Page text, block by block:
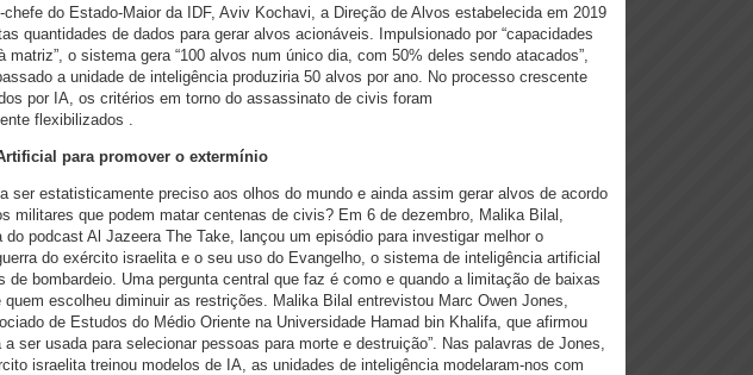
chefe do Estado-Maior da IDF, Aviv Kochavi, a Direção de Alvos estabelecida em 2019
quantidades de dados para gerar alvos acionáveis. Impulsionado por “capacidades
matriz”, o sistema gera “100 alvos num único dia, com 50% deles sendo atacados”,
a unidade de inteligência produziria 50 alvos por ano. No processo crescente
por IA, os critérios em torno do assassinato de civis foram
flexibilizados .
para promover o extermínio
ser estatisticamente preciso aos olhos do mundo e ainda assim gerar alvos de acordo
militares que podem matar centenas de civis? Em 6 de dezembro, Malika Bilal,
do podcast Al Jazeera The Take, lançou um episódio para investigar melhor o
do exército israelita e o seu uso do Evangelho, o sistema de inteligência artificial
de bombardeio. Uma pergunta central que faz é como e quando a limitação de baixas
escolheu diminuir as restrições. Malika Bilal entrevistou Marc Owen Jones,
de Estudos do Médio Oriente na Universidade Hamad bin Khalifa, que afirmou
a ser usada para selecionar pessoas para morte e destruição”. Nas palavras de Jones,
israelita treinou modelos de IA, as unidades de inteligência modelaram-nos com